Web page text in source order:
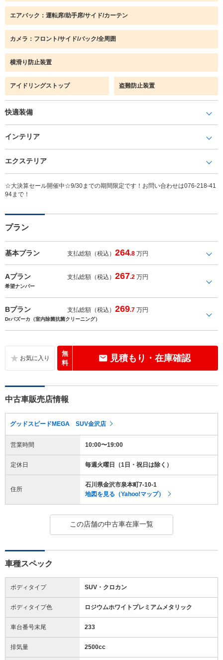
エアバック：運転席/助手席/サイド/カーテン
カメラ：フロント/サイド/バック/全周囲
横滑り防止装置
アイドリングストップ 盗難防止装置
快適装備
インテリア
エクステリア
☆大決算セール開催中☆9/30までの期間限定です！お問い合わせは076-218-41
94まで！
プラン
基本プラン 支払総額（税込）264.8 万円
Aプラン 支払総額（税込）267.2 万円
希望ナンバー
Bプラン 支払総額（税込）269.7 万円
Drバズーカ（室内除菌抗菌クリーニング）
無
料
見積もり・在庫確認
中古車販売店情報
グッドスピードMEGA SUV金沢店
営業時間 10:00〜19:00
定休日 毎週火曜日（1日・祝日は除く）
住所
石川県金沢市泉本町7-10-1
地図を見る（Yahoo!マップ）
この店舗の中古車在庫一覧
車種スペック
ボディタイプ SUV・クロカン
ボディタイプ色 ロジウムホワイトプレミアムメタリック
車台番号末尾 233
排気量 2500cc